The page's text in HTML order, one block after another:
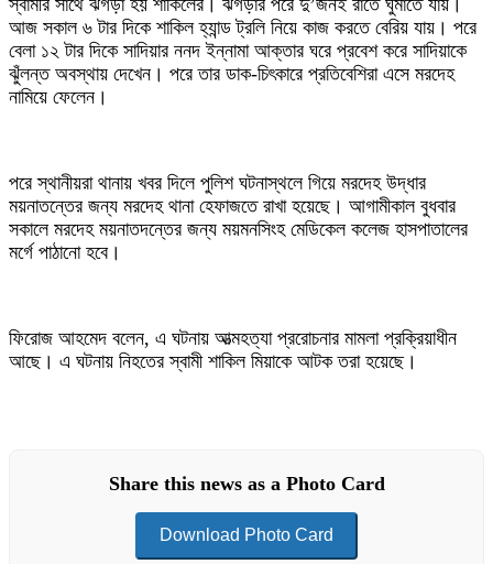
স্বামীর সাথে ঝগড়া হয় শাকিলের। ঝগড়ার পরে দু’জনই রাতে ঘুমাতে যায়।
আজ সকাল ৬ টার দিকে শাকিল হ্যান্ড ট্রলি নিয়ে কাজ করতে বেরিয় যায়। পরে
বেলা ১২ টার দিকে সাদিয়ার ননদ ইন্নামা আক্তার ঘরে প্রবেশ করে সাদিয়াকে
ঝুঁলন্ত অবস্থায় দেখেন। পরে তার ডাক-চিৎকারে প্রতিবেশিরা এসে মরদেহ
নামিয়ে ফেলেন।
পরে স্থানীয়রা থানায় খবর দিলে পুলিশ ঘটনাস্থলে গিয়ে মরদেহ উদ্ধার
ময়নাতন্তের জন্য মরদেহ থানা হেফাজতে রাখা হয়েছে। আগামীকাল বুধবার
সকালে মরদেহ ময়নাতদন্তের জন্য ময়মনসিংহ মেডিকেল কলেজ হাসপাতালের
মর্গে পাঠানো হবে।
ফিরোজ আহমেদ বলেন, এ ঘটনায় আত্মহত্যা প্ররোচনার মামলা প্রক্রিয়াধীন
আছে। এ ঘটনায় নিহতের স্বামী শাকিল মিয়াকে আটক তরা হয়েছে।
Share this news as a Photo Card
Download Photo Card